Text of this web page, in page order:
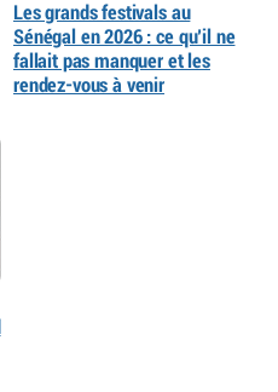
Les grands festivals au
Sénégal en 2026 : ce qu’il ne
fallait pas manquer et les
rendez-vous à venir